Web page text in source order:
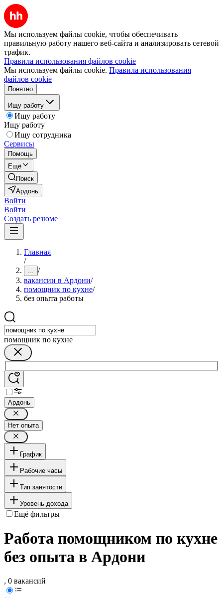
Мы используем файлы cookie, чтобы обеспечивать
правильную работу нашего веб-сайта и анализировать сетевой
трафик.
Правила использования файлов cookie
Мы используем файлы cookie. Правила использования
файлов cookie
Понятно
Ищу работу
Ищу работу
Ищу работу
Ищу сотрудника
Сервисы
Помощь
Ещё
Поиск
Ардонь
Войти
Войти
Создать резюме
Главная
/
... /
вакансии в Ардони/
помощник по кухне/
без опыта работы
помощник по кухне
Ардонь
Нет опыта
График
Рабочие часы
Тип занятости
Уровень дохода
Ещё фильтры
Работа помощником по кухне
без опыта в Ардони
, 0 вакансий